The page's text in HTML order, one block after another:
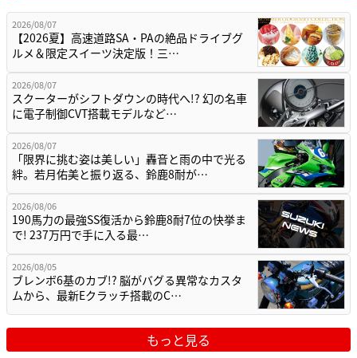
2026/08/07
【2026夏】高速道路SA・PAの絶品ドライブグ
ルメ＆限定スイーツ決定版！三…
2026/08/07
スクーターがシフトダウンの時代へ!? 幻の名車
に電子制御CVT搭載モデルなど…
2026/08/07
「限界に挑む姿は美しい」轟音と雨の中で光る
絆。若月佑美と振り返る、鈴鹿8耐が…
2026/08/06
190馬力の最強SS復活から鈴鹿8耐7位の快挙ま
で! 237万円で手に入る最…
2026/08/05
ブレンボ6基のカブ!? 脳がバグる異常なカスタ
ムから、最新Eクラッチ搭載のC…
もっと見る